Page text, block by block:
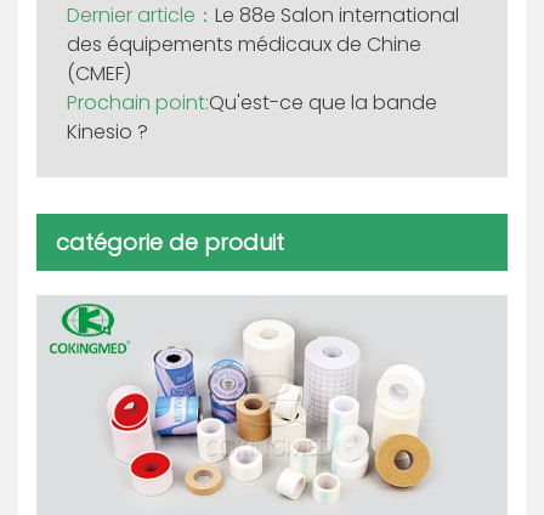
Dernier article： Le 88e Salon international
des équipements médicaux de Chine
(CMEF)
Prochain point:Qu'est-ce que la bande
Kinesio ?
catégorie de produit